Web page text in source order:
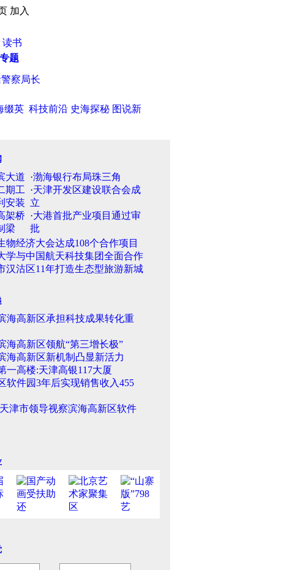
加入
读书
专题
局长·天津市多项生物芯片技术居世界前沿水平
缀英 科技前沿 史海探秘 图说新
·渤海银行布局珠三角
·天津开发区建设联合会成
立
·大港首批产业项目通过审
批
物经济大会达成108个合作项目
学与中国航天科技集团全面合作
汉沽区11年打造生态型旅游新城
海高新区承担科技成果转化重
海高新区领航“第三增长极”
海高新区新机制凸显新活力
一高楼:天津高银117大厦
软件园3年后实现销售收入455
津市领导视察滨海高新区软件